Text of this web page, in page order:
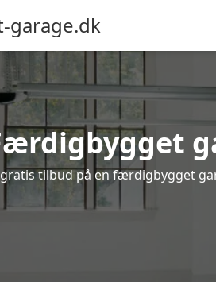
garage.dk
gratis tilbud på en færdigbygget